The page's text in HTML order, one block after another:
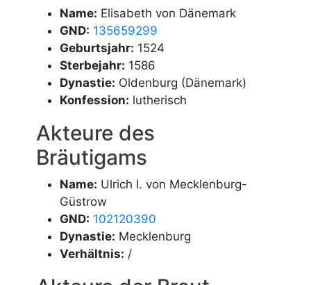
Name: Elisabeth von Dänemark
GND: 135659299
Geburtsjahr: 1524
Sterbejahr: 1586
Dynastie: Oldenburg (Dänemark)
Konfession: lutherisch
Akteure des
Bräutigams
Name: Ulrich I. von Mecklenburg-
Güstrow
GND: 102120390
Dynastie: Mecklenburg
Verhältnis: /